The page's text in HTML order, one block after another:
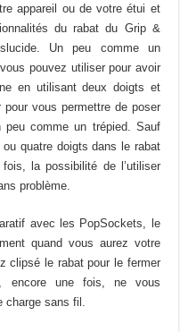
appareil ou de votre étui et
du rabat du Grip &
Un peu comme un
pouvez utiliser pour avoir
en utilisant deux doigts et
pour vous permettre de poser
peu comme un trépied. Sauf
quatre doigts dans le rabat
la possibilité de l’utiliser
problème.
avec les PopSockets, le
quand vous aurez votre
clipsé le rabat pour le fermer
encore une fois, ne vous
charge sans fil.